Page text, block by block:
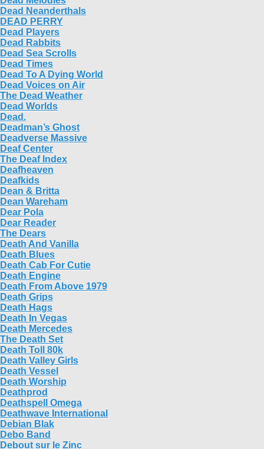
Dead Neanderthals
DEAD PERRY
Dead Players
Dead Rabbits
Dead Sea Scrolls
Dead Times
Dead To A Dying World
Dead Voices on Air
The Dead Weather
Dead Worlds
Dead.
Deadman’s Ghost
Deadverse Massive
Deaf Center
The Deaf Index
Deafheaven
Deafkids
Dean & Britta
Dean Wareham
Dear Pola
Dear Reader
The Dears
Death And Vanilla
Death Blues
Death Cab For Cutie
Death Engine
Death From Above 1979
Death Grips
Death Hags
Death In Vegas
Death Mercedes
The Death Set
Death Toll 80k
Death Valley Girls
Death Vessel
Death Worship
Deathprod
Deathspell Omega
Deathwave International
Debian Blak
Debo Band
Debout sur le Zinc